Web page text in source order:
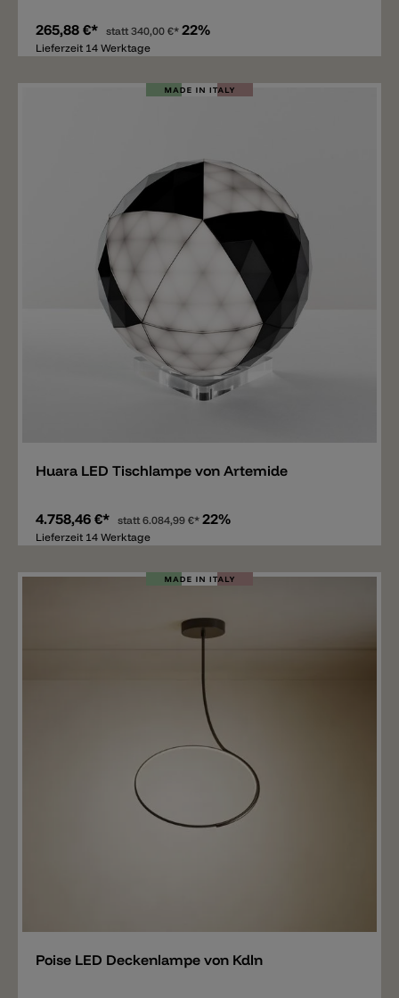
265,88 €* statt340,00 €* 22%
Lieferzeit 14 Werktage
Huara LED Tischlampe von Artemide
4.758,46 €* statt6.084,99 €* 22%
Lieferzeit 14 Werktage
Poise LED Deckenlampe von Kdln